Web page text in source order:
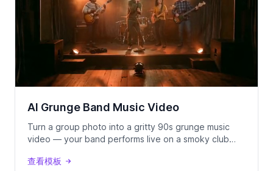
AI Grunge Band Music Video
Turn a group photo into a gritty 90s grunge music
video — your band performs live on a smoky club
查看模板